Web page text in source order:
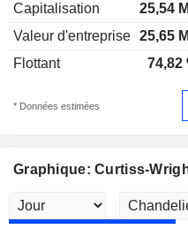
Capitalisation 25,54
Valeur d'entreprise 25,65
Flottant
74,82
* Données estimées
Graphique: Curtiss-